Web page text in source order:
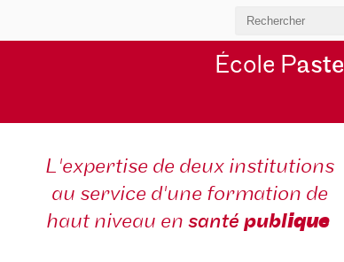
École Paste
L'expertise de deux institutions
au service d'une formation de
haut niveau en santé publique